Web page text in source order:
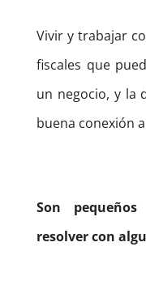
Vivir y trabajar
fiscales que
un negocio, y la
buena conexión
Son
resolver con